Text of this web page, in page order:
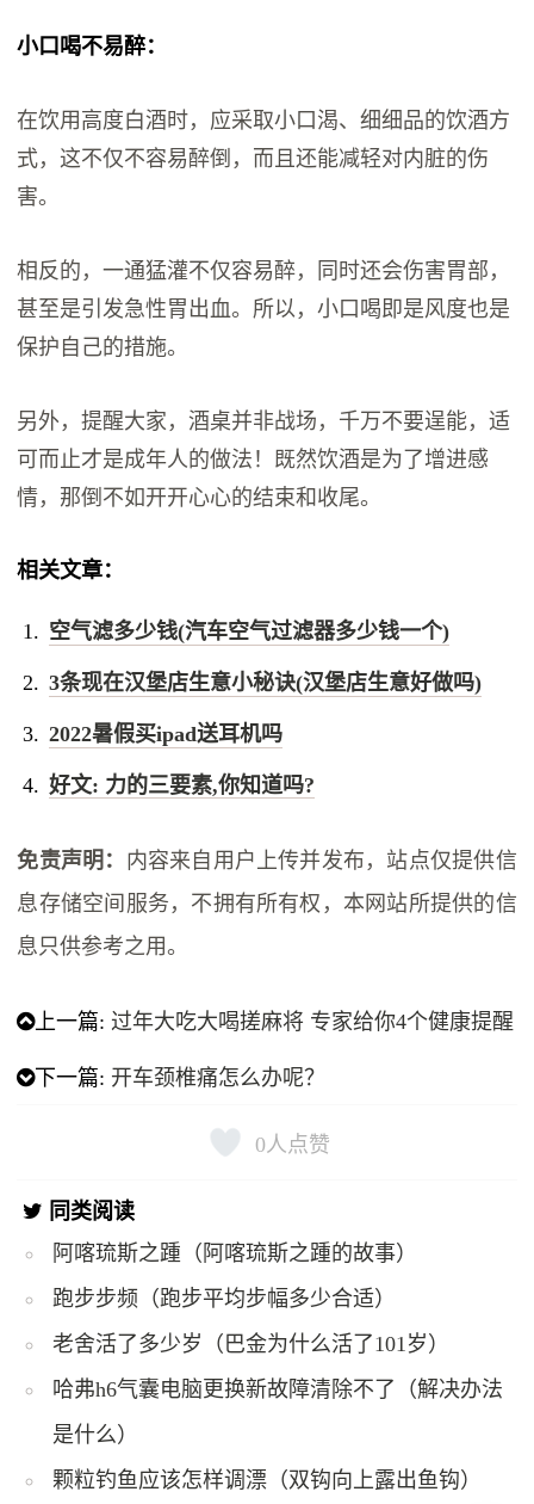
小口喝不易醉：
在饮用高度白酒时，应采取小口渴、细细品的饮酒方
式，这不仅不容易醉倒，而且还能减轻对内脏的伤
害。
相反的，一通猛灌不仅容易醉，同时还会伤害胃部，
甚至是引发急性胃出血。所以，小口喝即是风度也是
保护自己的措施。
另外，提醒大家，酒桌并非战场，千万不要逞能，适
可而止才是成年人的做法！既然饮酒是为了增进感
情，那倒不如开开心心的结束和收尾。
相关文章：
空气滤多少钱(汽车空气过滤器多少钱一个)
3条现在汉堡店生意小秘诀(汉堡店生意好做吗)
2022暑假买ipad送耳机吗
好文: 力的三要素,你知道吗?
免责声明： 内容来自用户上传并发布，站点仅提供信
息存储空间服务，不拥有所有权，本网站所提供的信
息只供参考之用。
上一篇: 过年大吃大喝搓麻将 专家给你4个健康提醒
下一篇: 开车颈椎痛怎么办呢？
0人点赞
同类阅读
阿喀琉斯之踵（阿喀琉斯之踵的故事）
跑步步频（跑步平均步幅多少合适）
老舍活了多少岁（巴金为什么活了101岁）
哈弗h6气囊电脑更换新故障清除不了（解决办法
是什么）
颗粒钓鱼应该怎样调漂（双钩向上露出鱼钩）